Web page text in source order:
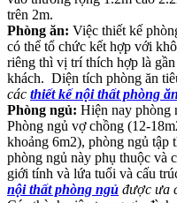
trên 2m.
Phòng ăn: Việc thiết kế
có thể tổ chức kết hợp với
riêng thì vị trí thích hợp là
khách. Diện tích phòng ăn
các thiết kế nội thất phòng ăn
Phòng ngủ: Hiện nay phòng
Phòng ngủ vợ chồng (12-
khoảng 6m2), phòng ngủ tập
phòng ngủ này phụ thuộc và
giới tính và lứa tuổi và cấu
nội thất phòng ngủ được ưa